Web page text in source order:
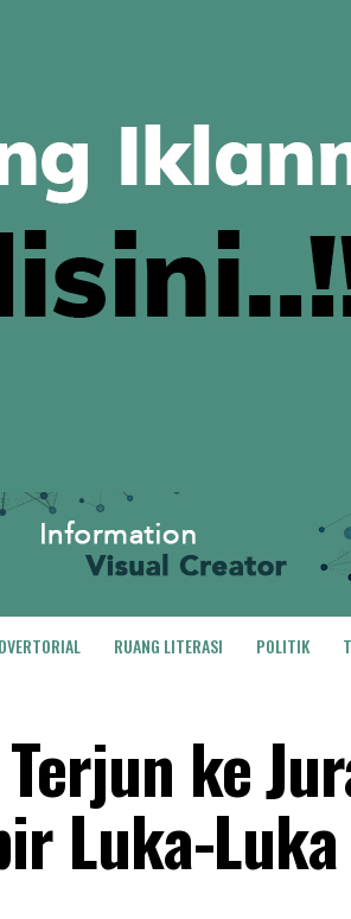
RUANG LITERASI POLITIK
ke
Luka-Luka